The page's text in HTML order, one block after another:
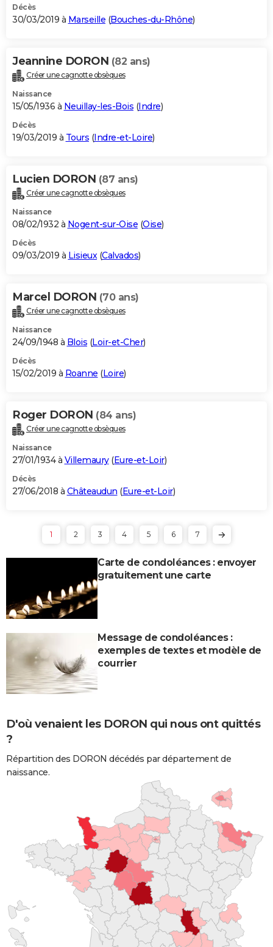
Décès
30/03/2019 à Marseille (Bouches-du-Rhône)
Jeannine DORON (82 ans)
Créer une cagnotte obsèques
Naissance
15/05/1936 à Neuillay-les-Bois (Indre)
Décès
19/03/2019 à Tours (Indre-et-Loire)
Lucien DORON (87 ans)
Créer une cagnotte obsèques
Naissance
08/02/1932 à Nogent-sur-Oise (Oise)
Décès
09/03/2019 à Lisieux(Calvados)
Marcel DORON (70 ans)
Créer une cagnotte obsèques
Naissance
24/09/1948 à Blois (Loir-et-Cher)
Décès
15/02/2019 à Roanne (Loire)
Roger DORON (84 ans)
Créer une cagnotte obsèques
Naissance
27/01/1934 à Villemaury(Eure-et-Loir)
Décès
27/06/2018 à Châteaudun (Eure-et-Loir)
1 2 3 4 5 6 7
Carte de condoléances : envoyer
gratuitement une carte
Message de condoléances :
exemples de textes et modèle de
courrier
D'où venaient les DORON qui nous ont quittés
?
Répartition des DORON décédés par département de
naissance.